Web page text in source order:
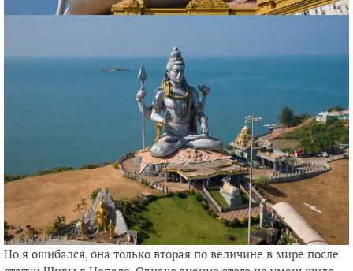
Но я ошибался, она только вторая по величине в мире после